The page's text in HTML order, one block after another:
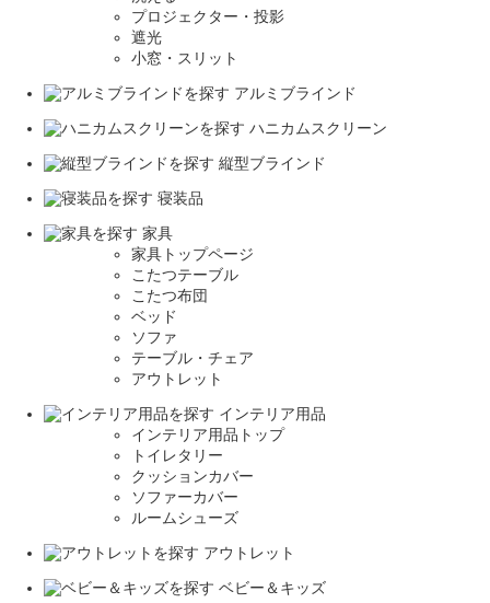
プロジェクター・投影
遮光
小窓・スリット
アルミブラインド
ハニカムスクリーン
縦型ブラインド
寝装品
家具
家具トップページ
こたつテーブル
こたつ布団
ベッド
ソファ
テーブル・チェア
アウトレット
インテリア用品
インテリア用品トップ
トイレタリー
クッションカバー
ソファーカバー
ルームシューズ
アウトレット
ベビー＆キッズ